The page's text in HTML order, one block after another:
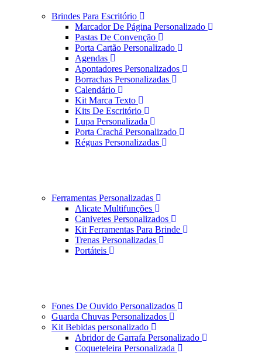
Brindes Para Escritório
Marcador De Página Personalizado
Pastas De Convenção
Porta Cartão Personalizado
Agendas
Apontadores Personalizados
Borrachas Personalizadas
Calendário
Kit Marca Texto
Kits De Escritório
Lupa Personalizada
Porta Crachá Personalizado
Réguas Personalizadas
Ferramentas Personalizadas
Alicate Multifunções
Canivetes Personalizados
Kit Ferramentas Para Brinde
Trenas Personalizadas
Portáteis
Fones De Ouvido Personalizados
Guarda Chuvas Personalizados
Kit Bebidas personalizado
Abridor de Garrafa Personalizado
Coqueteleira Personalizada